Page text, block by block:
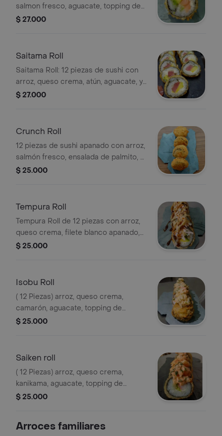
salmon fresco, aguacate, topping de
fuji y teriyaki.
$ 27.000
Saitama Roll
Saitama Roll: 12 piezas de sushi con
arroz, queso crema, atún, aguacate, y
topping de fuji y teriyaki.
$ 27.000
Crunch Roll
12 piezas de sushi apanado con arroz,
salmón fresco, ensalada de palmito, y
topping de salsa picante y teriyaki.
$ 25.000
Tempura Roll
Tempura Roll de 12 piezas con arroz,
queso crema, filete blanco apanado,
aguacate y ensalada de dinamita.
$ 25.000
Isobu Roll
( 12 Piezas) arroz, queso crema,
camarón, aguacate, topping de
pescado blanco, cebollín y salsa fuji.
$ 25.000
Saiken roll
( 12 Piezas) arroz, queso crema,
kanikama, aguacate, topping de
camarón tempura, cebollin y salsa
$ 25.000
Arroces familiares